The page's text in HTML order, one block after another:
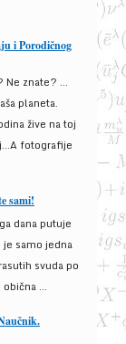
i Porodičnog
Ne znate? …
planeta.
žive na toj
fotografije
sami!
dana putuje
samo jedna
svuda po
...